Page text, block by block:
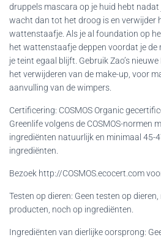
druppels mascara op je huid hebt nadat
wacht dan tot het droog is en verwijder
wattenstaafje. Als je al foundation op
het wattenstaafje deppen voordat je
je teint egaal blijft. Gebruik Zao’s
het verwijderen van de make-up, voor
aanvulling van de wimpers.
Certificering: COSMOS Organic
Greenlife volgens de COSMOS-normen
ingrediënten natuurlijk en minimaal 45-
ingrediënten.
Bezoek http://COSMOS.ecocert.com
Testen op dieren: Geen testen op
producten, noch op ingrediënten.
Ingrediënten van dierlijke oorsprong: